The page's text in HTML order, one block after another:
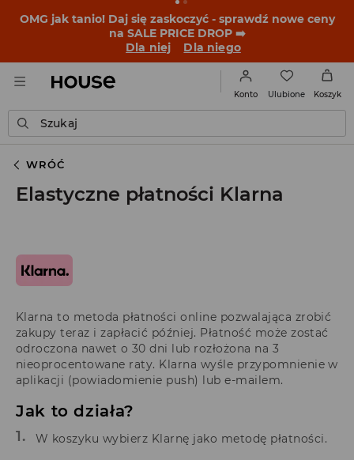
OMG jak tanio! Daj się zaskoczyć - sprawdź nowe ceny
na SALE PRICE DROP ➡️
Dla niej
Dla niego
Konto Ulubione Koszyk
Szukaj
WRÓĆ
Elastyczne płatności Klarna
Klarna to metoda płatności online pozwalająca zrobić
zakupy teraz i zapłacić później. Płatność może zostać
odroczona nawet o 30 dni lub rozłożona na 3
nieoprocentowane raty. Klarna wyśle przypomnienie w
aplikacji (powiadomienie push) lub e-mailem.
Jak to działa?
W koszyku wybierz Klarnę jako metodę płatności.